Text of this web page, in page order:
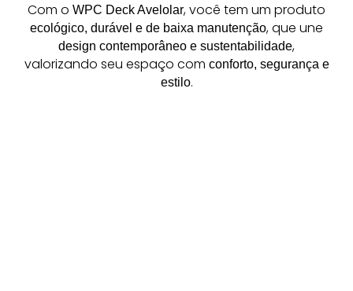
Com o WPC Deck Avelolar, você tem um produto
ecológico, durável e de baixa manutenção, que une
design contemporâneo e sustentabilidade,
valorizando seu espaço com conforto, segurança e
estilo.